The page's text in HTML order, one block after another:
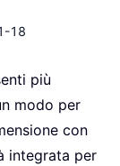
18
più
modo per
con
integrata per